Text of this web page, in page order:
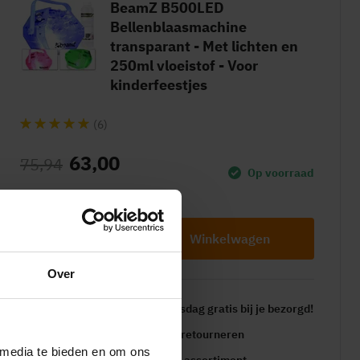
Over
te bieden en om ons
BeamZ B500LED
Bellenblaasmachine
transparant - Met lichten en
250ml vloeistof - Voor
kinderfeestjes
(6)
63,00
75,94 Op voorraad
Winkelwagen
dinsdag gratis bij je bezorgd!
binnen 30 dagen te retourneren